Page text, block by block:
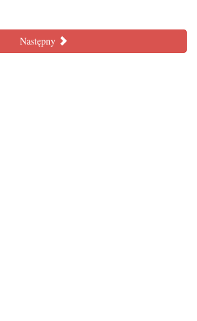
Następny